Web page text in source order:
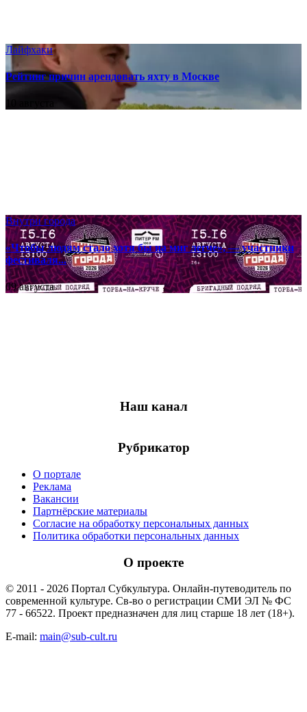
Лайфхаки
Рейтинг причин арендовать яхту в Москве
Внутри города
«Чтобы людям стало хотя бы на миг легче», — участники
фестиваля...
09 августа
Наш канал
Рубрикатор
О портале
Реклама
Вакансии
Партнёрские материалы
Согласие на обработку персональных данных
Политика обработки персональных данных
О проекте
© 2011 - 2026 Портал Субкультура. Онлайн-путеводитель по
современной культуре. Св-во о регистрации СМИ ЭЛ № ФС
77 - 66522. Проект предназначен для лиц старше 18 лет (18+).
E-mail: main@sub-cult.ru